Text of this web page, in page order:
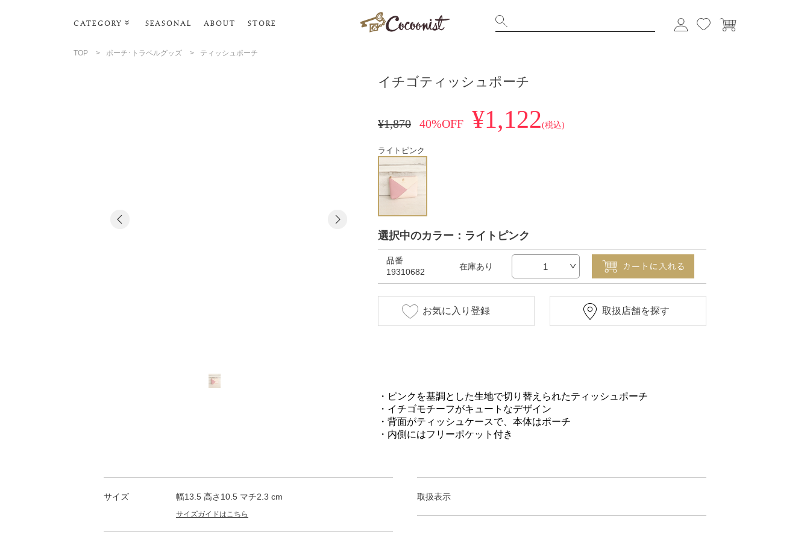
CATEGORY SEASONAL ABOUT STORE
TOP > ポーチ･トラベルグッズ > ティッシュポーチ
イチゴティッシュポーチ
¥1,870 40%OFF ¥1,122(税込)
ライトピンク
選択中のカラー：ライトピンク
品番
19310682
在庫あり 1
お気に入り登録 取扱店舗を探す
・ピンクを基調とした生地で切り替えられたティッシュポーチ
・イチゴモチーフがキュートなデザイン
・背面がティッシュケースで、本体はポーチ
・内側にはフリーポケット付き
サイズ 幅13.5 高さ10.5 マチ2.3 cm
サイズガイドはこちら
取扱表示